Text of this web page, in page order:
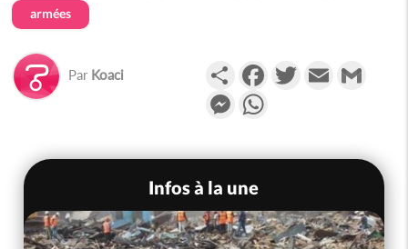
armées
Par Koaci PartagerFacebookTwitterEmail
Messenger
Infos à la une